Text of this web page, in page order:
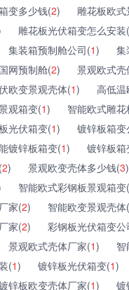
变多少钱(2)
雕花板欧
雕花板光伏箱变怎么安装(
集装箱预制舱公司(1)
集
网预制舱(2)
景观欧式
欧变景观壳体(1)
高低
观箱变(1)
智能欧式雕
光伏箱变(1)
镀锌板箱
镀锌板箱变(1)
镀锌板
2) 景观欧变壳体多少钱(3)
智能欧式彩钢板景观箱变(
家(2)
智能欧变景观壳体(
家(2)
彩钢板光伏箱变公
景观欧式壳体厂家(1)
(1) 镀锌板光伏箱变(1)
锌板欧变壳体厂家(1)
镀